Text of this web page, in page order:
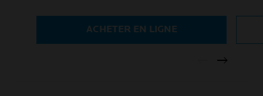
ACHETER EN LIGNE